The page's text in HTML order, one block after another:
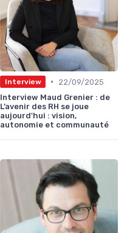
Interview •
22/09/2025
Interview Maud Grenier : de
L’avenir des RH se joue
aujourd'hui : vision,
autonomie et communauté